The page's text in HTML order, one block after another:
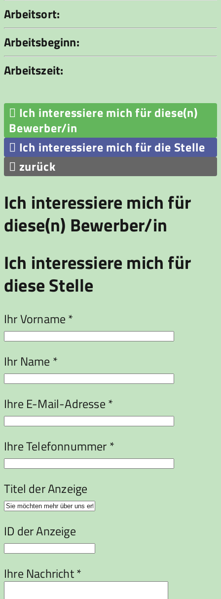
Arbeitsort:
Arbeitsbeginn:
Arbeitszeit:
 Ich interessiere mich für diese(n)
Bewerber/in
 Ich interessiere mich für die Stelle
 zurück
Ich interessiere mich für
diese(n) Bewerber/in
Ich interessiere mich für
diese Stelle
Ihr Vorname *
Ihr Name *
Ihre E-Mail-Adresse *
Ihre Telefonnummer *
Titel der Anzeige
ID der Anzeige
Ihre Nachricht *